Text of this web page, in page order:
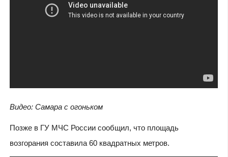
Видео: Самара с огоньком
Позже в ГУ МЧС России сообщил, что площадь
возгорания составила 60 квадратных метров.